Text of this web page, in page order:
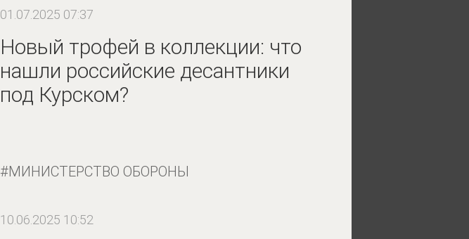
01.07.2025 07:37
Новый трофей в коллекции: что
нашли российские десантники
под Курском?
МИНИСТЕРСТВО ОБОРОНЫ
10.06.2025 10:52